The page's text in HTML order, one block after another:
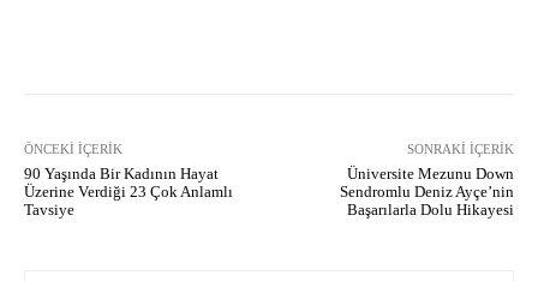
ÖNCEKI İÇERIK
90 Yaşında Bir Kadının Hayat
Üzerine Verdiği 23 Çok Anlamlı
Tavsiye
SONRAKI İÇERIK
Üniversite Mezunu Down
Sendromlu Deniz Ayçe’nin
Başarılarla Dolu Hikayesi